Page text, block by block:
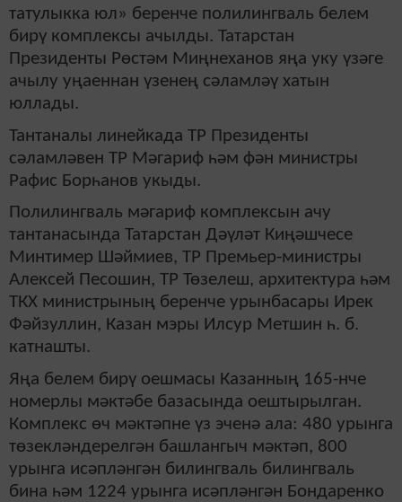
татулыкка юл» беренче полилингваль белем
бирү комплексы ачылды. Татарстан
Президенты Рөстәм Миңнеханов яңа уку үзәге
ачылу уңаеннан үзенең сәламләү хатын
юллады.
Тантаналы линейкада ТР Президенты
сәламләвен ТР Мәгариф һәм фән министры
Рафис Борһанов укыды.
Полилингваль мәгариф комплексын ачу
тантанасында Татарстан Дәүләт Киңәшчесе
Минтимер Шәймиев, ТР Премьер-министры
Алексей Песошин, ТР Төзелеш, архитектура һәм
ТКХ министрының беренче урынбасары Ирек
Фәйзуллин, Казан мэры Илсур Метшин һ. б.
катнашты.
Яңа белем бирү оешмасы Казанның 165-нче
номерлы мәктәбе базасында оештырылган.
Комплекс өч мәктәпне үз эченә ала: 480 урынга
төзекләндерелгән башлангыч мәктәп, 800
урынга исәпләнгән билингваль билингваль
бина һәм 1224 урынга исәпләнгән Бондаренко